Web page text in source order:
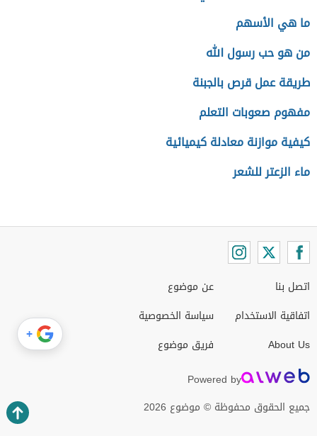
ما هي الأسهم
من هو حب رسول الله
طريقة عمل قرص بالجبنة
مفهوم صعوبات التعلم
كيفية موازنة معادلة كيميائية
ماء الزعتر للشعر
اتصل بنا
اتفاقية الاستخدام
About Us
عن موضوع
سياسة الخصوصية
فريق موضوع
Powered by
جميع الحقوق محفوظة © موضوع 2026
+